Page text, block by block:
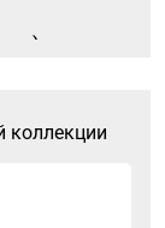
г.
д.
коллекции